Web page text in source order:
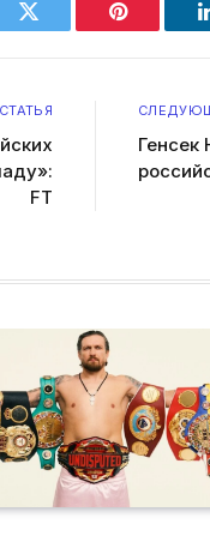
Twitter Pinterest
FT